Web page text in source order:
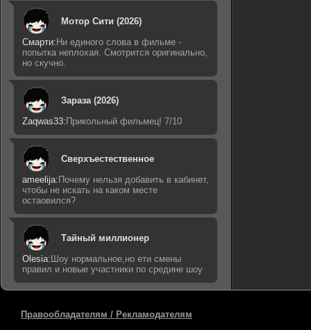
Мотор Сити (2026)
Смарти: Ни единого слова в фильме -
попытка неплохая. Смотрится оригинально,
но скучно.
Зараза (2026)
Zaqwas33: Прикольный фильмец! 7/10
Сверхъестественное
ameelija: Почему нельзя добавить в кабинет,
чтобы не искать на каком месте
остаовился?
Тайный миллионер
Olesia: Шоу нормальное,но ети смены
правил и новые участники по средине шоу
Правообладателям / Рекламодателям